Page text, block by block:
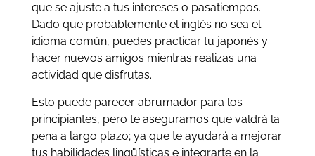
que se ajuste a tus intereses o pasatiempos.
Dado que probablemente el inglés no sea el
idioma común, puedes practicar tu japonés y
hacer nuevos amigos mientras realizas una
actividad que disfrutas.
Esto puede parecer abrumador para los
principiantes, pero te aseguramos que valdrá la
pena a largo plazo; ya que te ayudará a mejorar
tus habilidades lingüísticas e integrarte en la